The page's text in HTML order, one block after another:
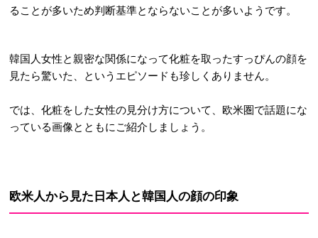
ることが多いため判断基準とならないことが多いようです。
韓国人女性と親密な関係になって化粧を取ったすっぴんの顔を
見たら驚いた、というエピソードも珍しくありません。
では、化粧をした女性の見分け方について、欧米圏で話題にな
っている画像とともにご紹介しましょう。
欧米人から見た日本人と韓国人の顔の印象